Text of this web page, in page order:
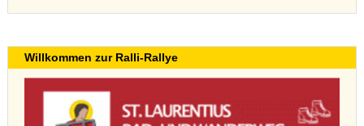
Willkommen zur Ralli-Rallye